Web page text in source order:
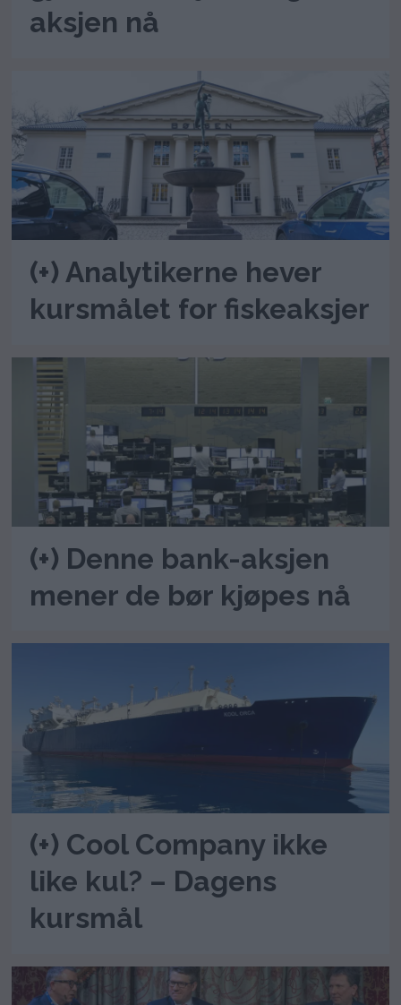
aksjen nå
(+) Analytikerne hever
kursmålet for fiskeaksjer
(+) Denne bank-aksjen
mener de bør kjøpes nå
(+) Cool Company ikke
like kul? – Dagens
kursmål